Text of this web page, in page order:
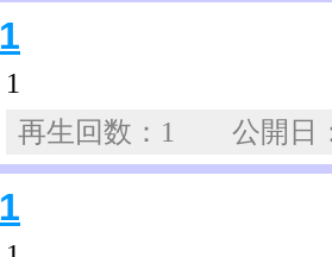
1
1
再生回数：1 公開
1